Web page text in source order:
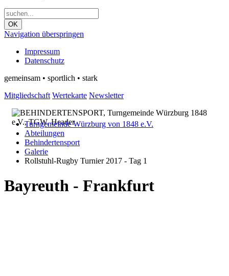
OK
Navigation überspringen
Impressum
Datenschutz
gemeinsam • sportlich • stark
Mitgliedschaft Wertekarte Newsletter
Turngemeinde Würzburg von 1848 e.V.
Abteilungen
Behindertensport
Galerie
Rollstuhl-Rugby Turnier 2017 - Tag 1
Bayreuth - Frankfurt